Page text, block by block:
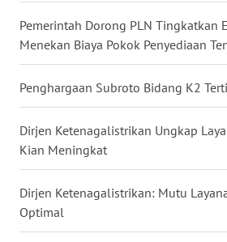
Pemerintah Dorong PLN Tingkatkan
Menekan Biaya Pokok Penyediaan
Penghargaan Subroto Bidang K2
Dirjen Ketenagalistrikan Ungkap
Kian Meningkat
Dirjen Ketenagalistrikan: Mutu
Optimal
LANGKAT
WN
TAPANULI
SELATAN
WN
TANJUNG